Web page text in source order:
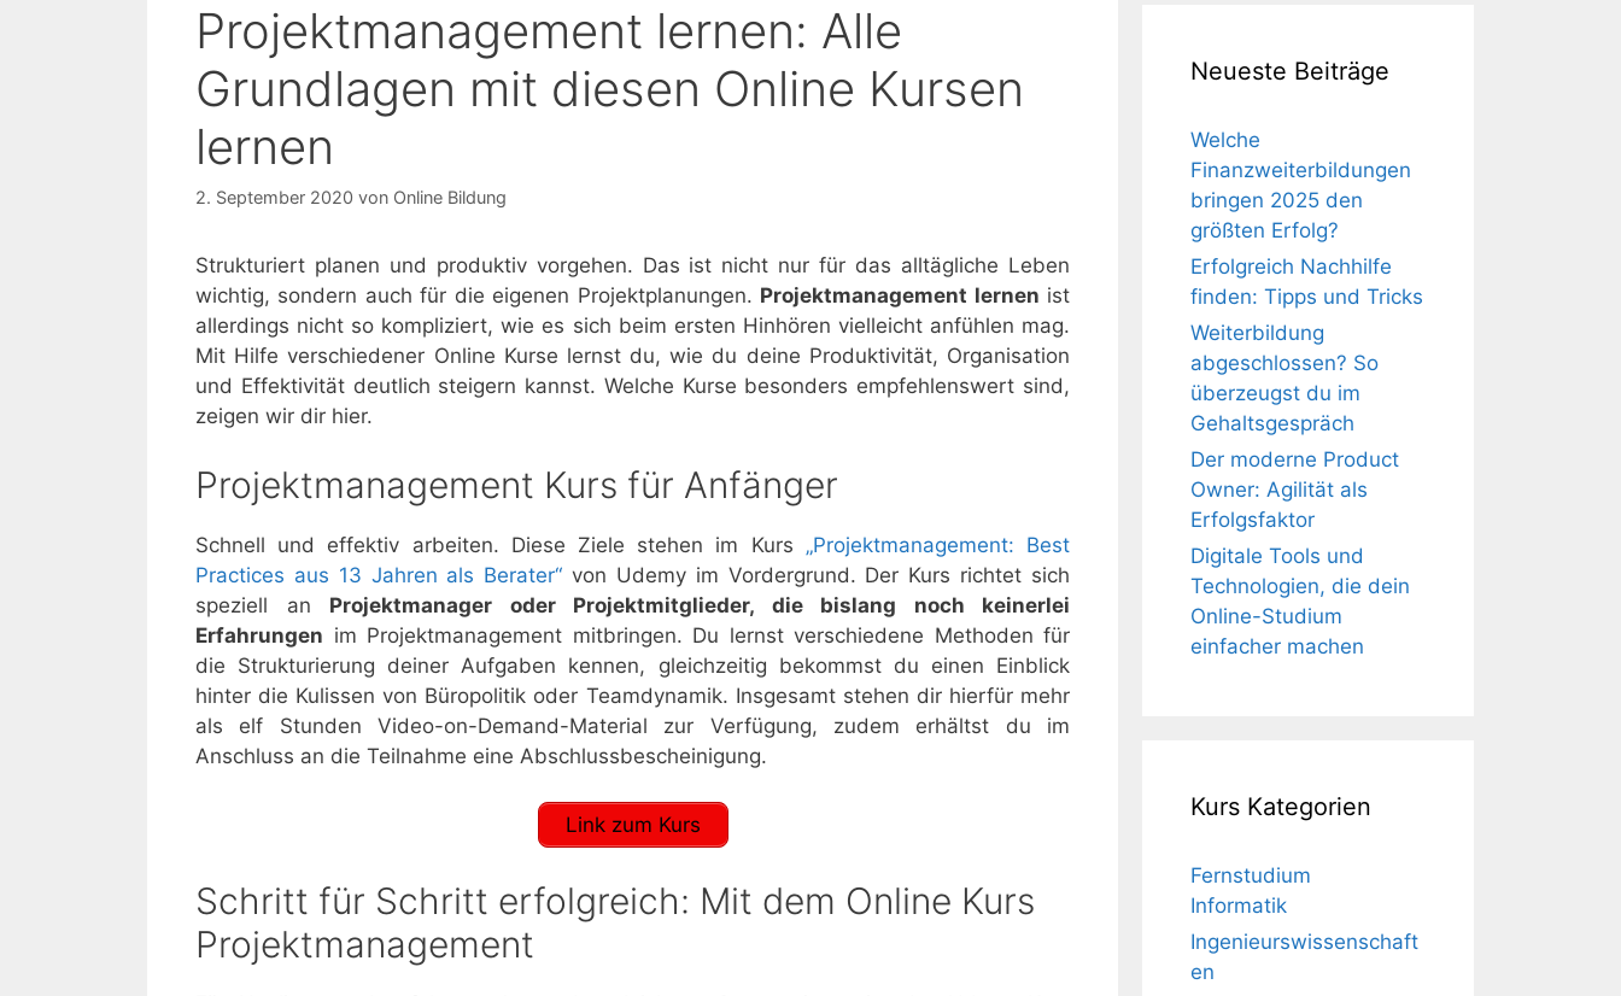
Projektmanagement lernen: Alle
Grundlagen mit diesen Online Kursen
lernen
2. September 2020 von Online Bildung
Strukturiert planen und produktiv vorgehen. Das ist nicht nur für das alltägliche Leben
wichtig, sondern auch für die eigenen Projektplanungen. Projektmanagement lernen ist
allerdings nicht so kompliziert, wie es sich beim ersten Hinhören vielleicht anfühlen mag.
Mit Hilfe verschiedener Online Kurse lernst du, wie du deine Produktivität, Organisation
und Effektivität deutlich steigern kannst. Welche Kurse besonders empfehlenswert sind,
zeigen wir dir hier.
Projektmanagement Kurs für Anfänger
Schnell und effektiv arbeiten. Diese Ziele stehen im Kurs „Projektmanagement: Best
Practices aus 13 Jahren als Berater“ von Udemy im Vordergrund. Der Kurs richtet sich
speziell an Projektmanager oder Projektmitglieder, die bislang noch keinerlei
Erfahrungen im Projektmanagement mitbringen. Du lernst verschiedene Methoden für
die Strukturierung deiner Aufgaben kennen, gleichzeitig bekommst du einen Einblick
hinter die Kulissen von Büropolitik oder Teamdynamik. Insgesamt stehen dir hierfür mehr
als elf Stunden Video-on-Demand-Material zur Verfügung, zudem erhältst du im
Anschluss an die Teilnahme eine Abschlussbescheinigung.
Link zum Kurs
Schritt für Schritt erfolgreich: Mit dem Online Kurs
Projektmanagement
Neueste Beiträge
Welche
Finanzweiterbildungen
bringen 2025 den
größten Erfolg?
Erfolgreich Nachhilfe
finden: Tipps und Tricks
Weiterbildung
abgeschlossen? So
überzeugst du im
Gehaltsgespräch
Der moderne Product
Owner: Agilität als
Erfolgsfaktor
Digitale Tools und
Technologien, die dein
Online-Studium
einfacher machen
Kurs Kategorien
Fernstudium
Informatik
Ingenieurswissenschaft
en